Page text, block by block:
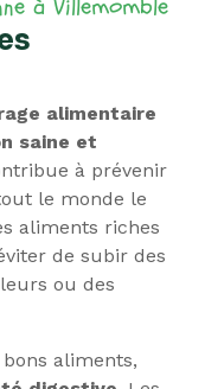
alimentaire
saine et
à prévenir
le monde le
aliments riches
de subir des
ou des
aliments,